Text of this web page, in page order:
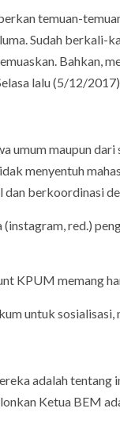
temuan-
Sudah
Bahkan,
lalu (5/12/2017).
umum maupun
menyentuh
dan berkoordinasi
red.)
KPUM memang
untuk
adalah
Ketua BEM